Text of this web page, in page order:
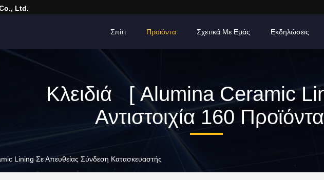
Ltd.
Σπίτι Προϊόντα Σχετικά Με Εμάς Εκδηλώσεις
Κλειδιά [ Alumina Ceramic
Αντιστοιχία 160 Προϊόντα
Lining Σε Απευθείας Σύνδεση Κατασκευαστής